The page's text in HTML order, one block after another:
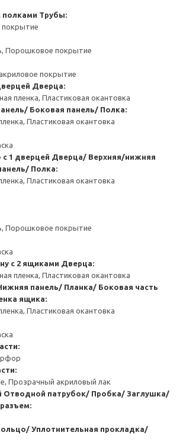
полками Трубы:
Порошковое покрытие
покрытие
Дверца:
пленка, Пластиковая окантовка
Боковая панель/ Полка:
Пластиковая окантовка
1 дверцей Дверца/ Верхняя/нижняя
Полка:
Пластиковая окантовка
Порошковое покрытие
с 2 ящиками Дверца:
пленка, Пластиковая окантовка
панель/ Планка/ Боковая часть
ящика:
Пластиковая окантовка
Прозрачный акриловый лак
Отводной патрубок/ Пробка/ Заглушка/
Уплотнительная прокладка/